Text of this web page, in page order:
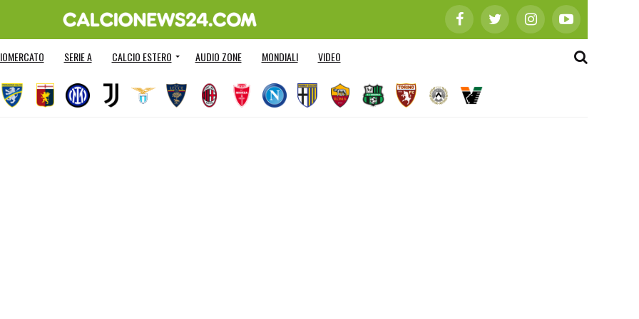
SERIE A CALCIO ESTERO AUDIO ZONE MONDIALI VIDEO